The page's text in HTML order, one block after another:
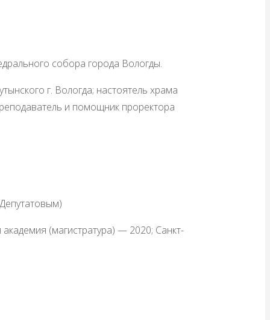
собора города Вологды.
г. Вологда; настоятель храма
и помощник проректора
(магистратура) — 2020; Санкт-